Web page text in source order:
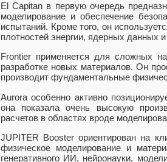
El Capitan в первую очередь
моделирование и обеспечение
испытаний. Кроме того, он
плотностей энергии, ядерных данных
Frontier применяется для сложных
разработке новых материалов. Он
производит фундаментальные
Aurora особенно активно
она показала очень высокую
расчетов в областях вроде
JUPITER Booster ориентирован на
физическое моделирование и
генеративного ИИ, нейронауки,